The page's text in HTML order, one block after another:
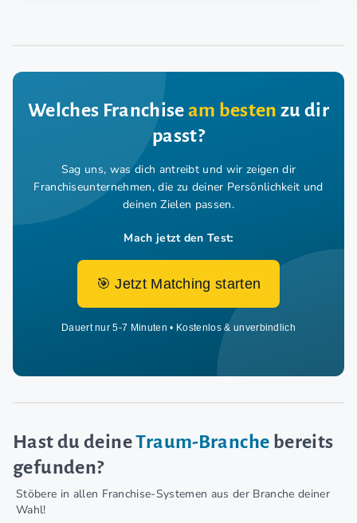
Welches Franchiseam besten zu dir
passt?
Sag uns, was dich antreibt und wir zeigen dir
Franchiseunternehmen, die zu deiner Persönlichkeit und
deinen Zielen passen.
Mach jetzt den Test:
🎯 Jetzt Matching starten
Dauert nur 5-7 Minuten • Kostenlos & unverbindlich
Hast du deineTraum-Branche bereits
gefunden?
Stöbere in allen Franchise-Systemen aus der Branche deiner
Wahl!